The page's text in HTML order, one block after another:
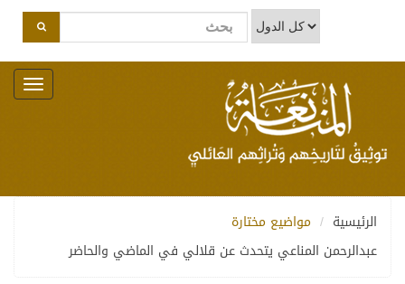
Toggle
navigation
الرئيسية
مواضيع مختارة
عبدالرحمن المناعي يتحدث عن قلالي في الماضي والحاضر